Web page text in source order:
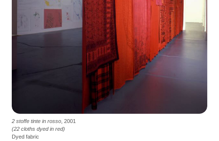
2 stoffe tinte in rosso , 2001
(22 cloths dyed in red)
Dyed fabric